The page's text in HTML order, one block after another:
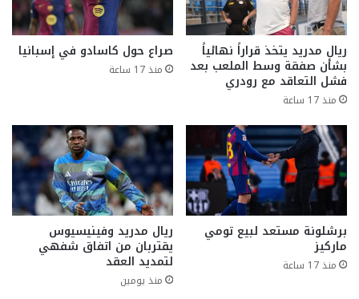
ريال مدريد يتخذ قراراً نهائياً
بشأن صفقة وسط الملعب بعد
فشل التعاقد مع رودري
منذ 17 ساعة
صراع حول كاسادو في إسبانيا
منذ 17 ساعة
برشلونة مستعد لبيع تومي
ماركيز
منذ 17 ساعة
ريال مدريد وفينيسيوس
يقتربان من اتفاق شفهي
لتمديد العقد
منذ يومين